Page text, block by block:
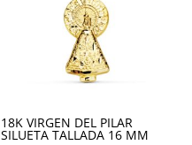
18K VIRGEN DEL PILAR
SILUETA TALLADA 16 MM